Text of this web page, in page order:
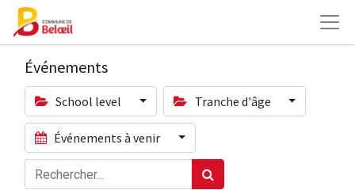
Événements
School level Tranche d'âge
Événements à venir